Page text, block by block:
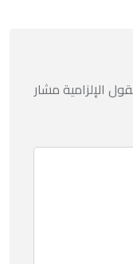
الإلزامية مشار